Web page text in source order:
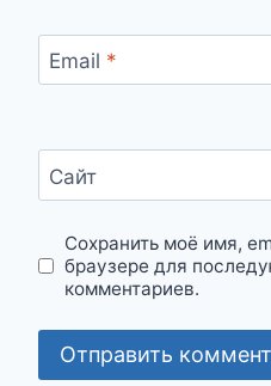
Email *
Сайт
Сохранить моё имя,
браузере для
комментариев.